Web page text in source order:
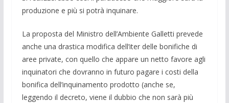
produzione e più si potrà inquinare.
La proposta del Ministro dell’Ambiente Galletti prevede
anche una drastica modi­fica dell’iter delle bonifiche di
aree priva­te, con quello che appare un netto favore agli
inquinatori che dovranno in futuro pagare i costi della
bonifica dell’inquina­mento prodotto (anche se,
leggendo il de­creto, viene il dubbio che non sarà più